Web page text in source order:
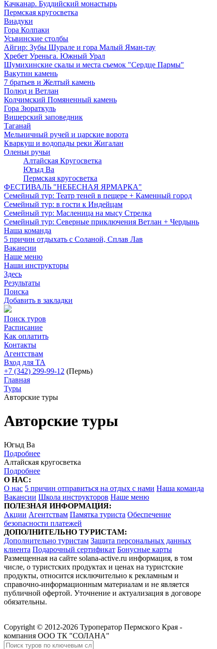
Качканар. Буддийский монастырь
Пермская кругосветка
Виадуки
Гора Колпаки
Усьвинские столбы
Айгир: Зубы Шурале и гора Малый Яман-тау
Хребет Уреньга. Южный Урал
Шумихинские скалы и места съемок "Сердце Пармы"
Вакутин камень
7 братьев и Желтый камень
Полюд и Ветлан
Колчимский Помяненный камень
Гора Зюраткуль
Вишерский заповедник
Таганай
Мельничный ручей и царские ворота
Кваркуш и водопады реки Жигалан
Оленьи ручьи
Алтайская Кругосветка
Югыд Ва
Пермская кругосветка
ФЕСТИВАЛЬ "НЕБЕСНАЯ ЯРМАРКА"
Семейный тур: Театр теней в пещере + Каменный город
Семейный тур: в гости к Индейцам
Семейный тур: Масленица на мысу Стрелка
Семейный тур: Северные приключения Ветлан + Чердынь
Наша команда
5 причин отдыхать с Соланой, Сплав Лав
Вакансии
Наше меню
Наши инструкторы
Здесь
Результаты
Поиска
Добавить в закладки
Поиск туров
Расписание
Как оплатить
Контакты
Агентствам
Вход для ТА
+7 (342) 299-99-12 (Пермь)
Главная
Туры
Авторские туры
Авторские туры
Югыд Ва
Подробнее
Алтайская кругосветка
Подробнее
О НАС:
О нас 5 причин отправиться на отдых с нами Наша команда
Вакансии Школа инструкторов Наше меню
ПОЛЕЗНАЯ ИНФОРМАЦИЯ:
Акции Агентствам Памятка туриста Обеспечение
безопасности платежей
ДОПОЛНИТЕЛЬНО ТУРИСТАМ:
Дополнительно туристам Защита персональных данных
клиента Подарочный сертификат Бонусные карты
Размещенная на сайте solana-active.ru информация, в том
числе, о туристских продуктах и ценах на туристские
продукты, относится исключительно к рекламным и
справочно-информационным материалам и не является
публичной офертой. Уточнение и актуализация в договоре
обязательны.
Copyright © 2012-2026 Туроператор Пермского Края -
компания ООО ТК "СОЛАНА"